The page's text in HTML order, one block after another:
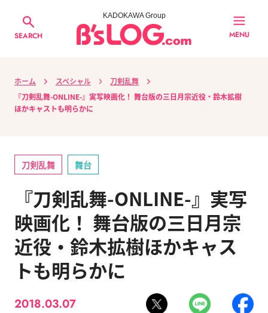
SEARCH
KADOKAWA Group
MENU
ホーム スペシャル
刀剣乱舞
『刀剣乱舞-ONLINE-』実写映画化！ 舞台版の三日月宗近役・鈴木拡樹
ほかキャストも明らかに
刀剣乱舞 舞台
『刀剣乱舞-ONLINE-』実写
映画化！ 舞台版の三日月宗
近役・鈴木拡樹ほかキャス
トも明らかに
2018.03.07